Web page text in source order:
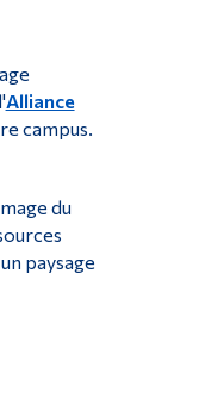
Alliance
campus.
du
paysage